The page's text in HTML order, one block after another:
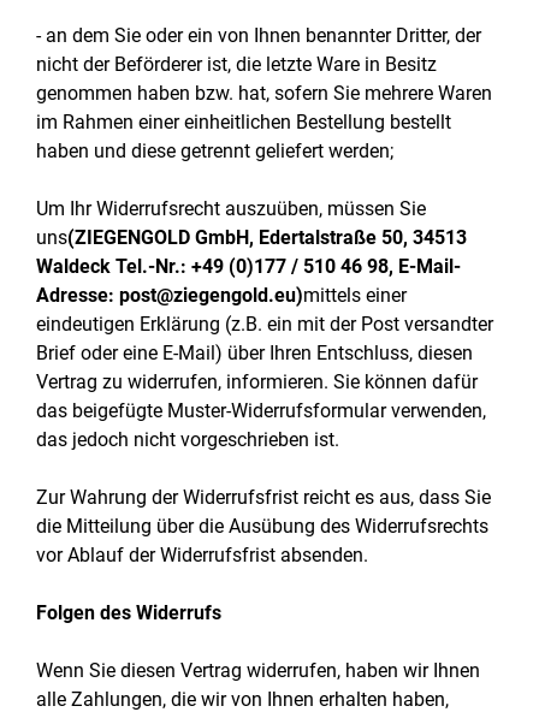
- an dem Sie oder ein von Ihnen benannter Dritter, der
nicht der Beförderer ist, die letzte Ware in Besitz
genommen haben bzw. hat, sofern Sie mehrere Waren
im Rahmen einer einheitlichen Bestellung bestellt
haben und diese getrennt geliefert werden;
Um Ihr Widerrufsrecht auszuüben, müssen Sie
uns(ZIEGENGOLD GmbH, Edertalstraße 50, 34513
Waldeck Tel.-Nr.: +49 (0)177 / 510 46 98, E-Mail-
Adresse: post@ziegengold.eu)mittels einer
eindeutigen Erklärung (z.B. ein mit der Post versandter
Brief oder eine E-Mail) über Ihren Entschluss, diesen
Vertrag zu widerrufen, informieren. Sie können dafür
das beigefügte Muster-Widerrufsformular verwenden,
das jedoch nicht vorgeschrieben ist.
Zur Wahrung der Widerrufsfrist reicht es aus, dass Sie
die Mitteilung über die Ausübung des Widerrufsrechts
vor Ablauf der Widerrufsfrist absenden.
Folgen des Widerrufs
Wenn Sie diesen Vertrag widerrufen, haben wir Ihnen
alle Zahlungen, die wir von Ihnen erhalten haben,